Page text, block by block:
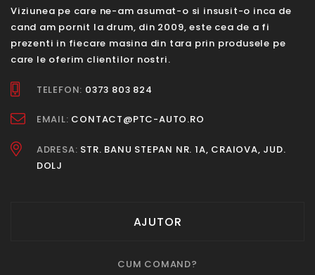
Viziunea pe care ne-am asumat-o si insusit-o inca de
cand am pornit la drum, din 2009, este cea de a fi
prezenti in fiecare masina din tara prin produsele pe
care le oferim clientilor nostri.
TELEFON: 0373 803 824
EMAIL: CONTACT@PTC-AUTO.RO
ADRESA: STR. BANU STEPAN NR. 1A, CRAIOVA, JUD.
DOLJ
AJUTOR
CUM COMAND?